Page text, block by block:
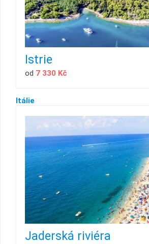
Istrie
od 7 330 Kč
Itálie
Jaderská riviéra